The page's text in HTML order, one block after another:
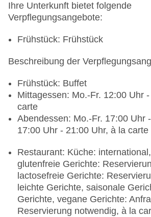
Ihre Unterkunft bietet folgende
Verpflegungsangebote:
Frühstück: Frühstück
Beschreibung der
Frühstück: Buffet
Mittagessen: Mo.-Fr. 12:00 Uhr
carte
Abendessen: Mo.-Fr. 17:00 Uhr
17:00 Uhr - 21:00 Uhr, à la carte
Restaurant: Küche:
glutenfreie Gerichte:
lactosefreie Gerichte:
leichte Gerichte, saisonale
Gerichte, vegane Gerichte:
Reservierung notwendig, à la